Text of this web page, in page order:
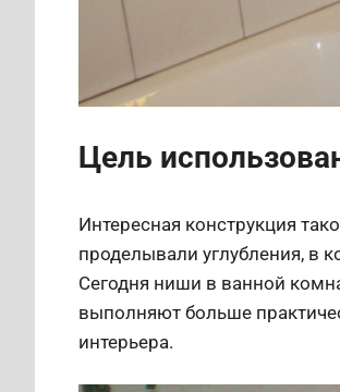
Цель
Интересная конструкция
проделывали углубления, в
Сегодня ниши в ванной
выполняют больше
интерьера.